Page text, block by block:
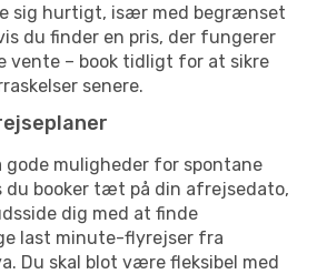
sig hurtigt, især med begrænset
du finder en pris, der fungerer
vente – book tidligt for at sikre
senere.
gode muligheder for spontane
du booker tæt på din afrejsedato,
dig med at finde
last minute-flyrejser fra
Du skal blot være fleksibel med